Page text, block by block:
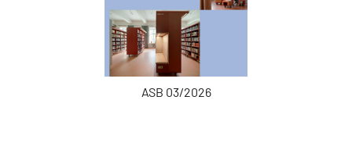
ASB 03/2026